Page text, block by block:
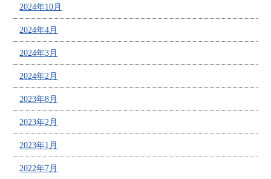
2024年10月
2024年4月
2024年3月
2024年2月
2023年8月
2023年2月
2023年1月
2022年7月